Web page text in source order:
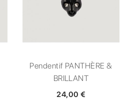
Pendentif PANTHÈRE &
BRILLANT
24,00 €